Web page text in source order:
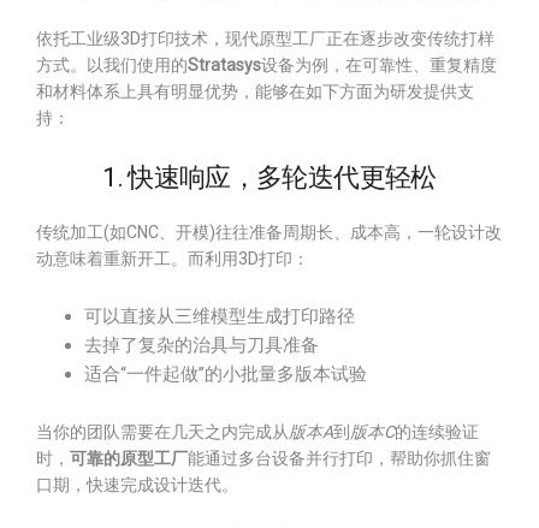
依托工业级3D打印技术，现代原型工厂正在逐步改变传统打样
方式。以我们使用的Stratasys设备为例，在可靠性、重复精度
和材料体系上具有明显优势，能够在如下方面为研发提供支
持：
1. 快速响应，多轮迭代更轻松
传统加工(如CNC、开模)往往准备周期长、成本高，一轮设计改
动意味着重新开工。而利用3D打印：
可以直接从三维模型生成打印路径
去掉了复杂的治具与刀具准备
适合“一件起做”的小批量多版本试验
当你的团队需要在几天之内完成从版本A到 版本C的连续验证
时， 可靠的原型工厂能通过多台设备并行打印，帮助你抓住窗
口期，快速完成设计迭代。